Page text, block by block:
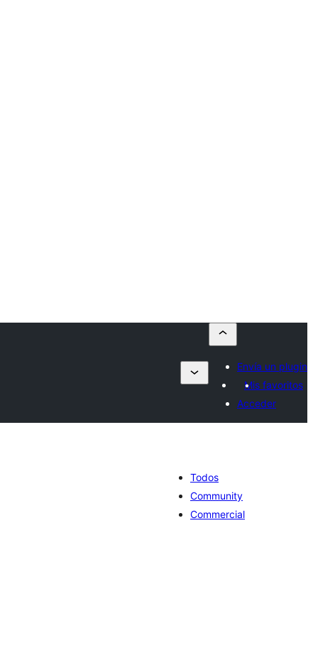
Envía un plugin
Mis favoritos
Acceder
Todos
Community
Commercial